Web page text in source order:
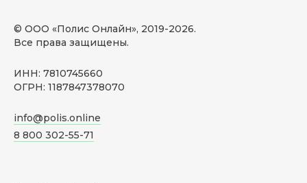
© ООО «Полис Онлайн», 2019-2026.
Все права защищены.
ИНН: 7810745660
ОГРН: 1187847378070
info@polis.online
8 800 302-55-71